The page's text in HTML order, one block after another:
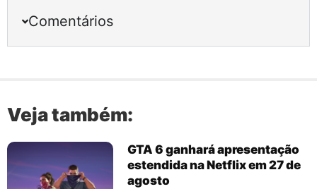
Comentários
Veja também:
GTA 6 ganhará apresentação
estendida na Netflix em 27 de
agosto